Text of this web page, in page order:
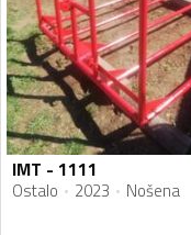
IMT - 1111
Ostalo 2023 Nošena